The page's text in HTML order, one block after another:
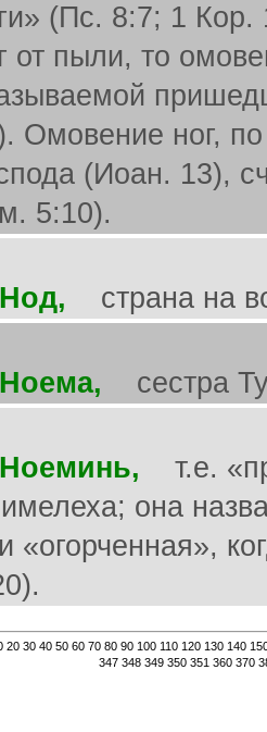
(Пс. 8:7; 1
от пыли, то
Омовение ног,
(Иоан. 13),
5:10).
Нод, страна на
Ноема, сестра
Ноеминь, т.е.
она
«огорченная»,
20 30 40 50 60 70 80 90 100 110 120 130 140
347 348 349 350 351 360 370